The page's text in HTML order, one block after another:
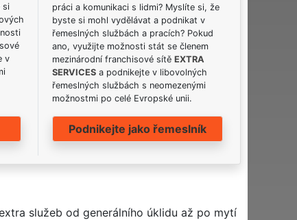
si
v
práci a komunikaci s lidmi? Myslíte si, že
byste si mohl vydělávat a podnikat v
řemeslných službách a pracích? Pokud
ano, využijte možnosti stát se členem
mezinárodní franchisové sítěEXTRA
SERVICES a podnikejte v libovolných
řemeslných službách s neomezenými
možnostmi po celé Evropské unii.
Podnikejte jako řemeslník
služeb od generálního úklidu až po mytí